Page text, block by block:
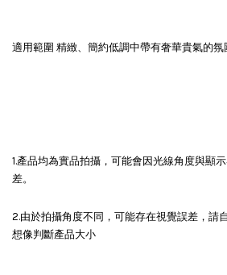
適用範圍 精緻、簡約低調中帶有奢華貴氣的氛
1.產品均為實品拍攝，可能會因光線角度與顯
差。
2.由於拍攝角度不同，可能存在視覺誤差，請
想像判斷產品大小